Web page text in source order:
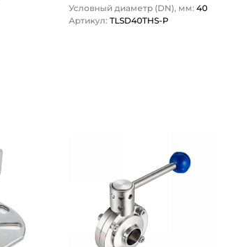
Условный диаметр (DN), мм: 40
Артикул: TLSD40THS-P